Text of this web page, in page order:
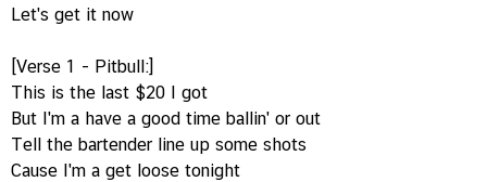
Let's get it now
[Verse 1 - Pitbull:]
This is the last $20 I got
But I'm a have a good time ballin' or out
Tell the bartender line up some shots
Cause I'm a get loose tonight